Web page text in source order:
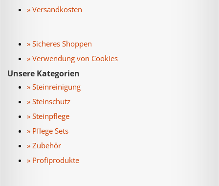
» Versandkosten
» Sicheres Shoppen
» Verwendung von Cookies
Unsere Kategorien
» Steinreinigung
» Steinschutz
» Steinpflege
» Pflege Sets
» Zubehör
» Profiprodukte